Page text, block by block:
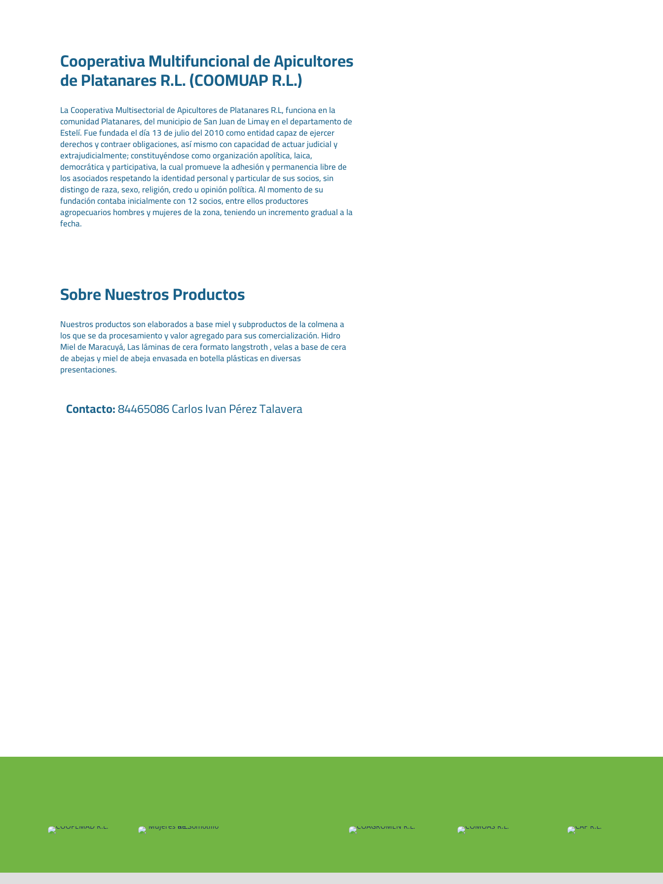
Cooperativa Multifuncional de Apicultores
de Platanares R.L. (COOMUAP R.L.)
La Cooperativa Multisectorial de Apicultores de Platanares R.L, funciona en la
comunidad Platanares, del municipio de San Juan de Limay en el departamento de
Estelí. Fue fundada el día 13 de julio del 2010 como entidad capaz de ejercer
derechos y contraer obligaciones, así mismo con capacidad de actuar judicial y
extrajudicialmente; constituyéndose como organización apolítica, laica,
democrática y participativa, la cual promueve la adhesión y permanencia libre de
los asociados respetando la identidad personal y particular de sus socios, sin
distingo de raza, sexo, religión, credo u opinión política. Al momento de su
fundación contaba inicialmente con 12 socios, entre ellos productores
agropecuarios hombres y mujeres de la zona, teniendo un incremento gradual a la
fecha.
Sobre Nuestros Productos
Nuestros productos son elaborados a base miel y subproductos de la colmena a
los que se da procesamiento y valor agregado para sus comercialización. Hidro
Miel de Maracuyá, Las láminas de cera formato langstroth , velas a base de cera
de abejas y miel de abeja envasada en botella plásticas en diversas
presentaciones.
Contacto:84465086Carlos Ivan Pérez Talavera